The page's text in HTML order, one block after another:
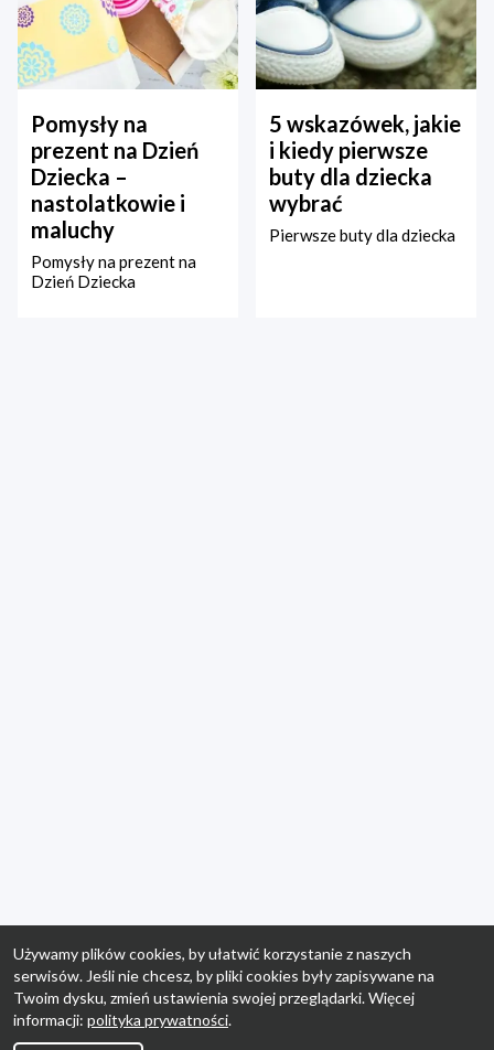
Pomysły na
prezent na Dzień
Dziecka –
nastolatkowie i
maluchy
Pomysły na prezent na
Dzień Dziecka
5 wskazówek, jakie
i kiedy pierwsze
buty dla dziecka
wybrać
Pierwsze buty dla dziecka
Używamy plików cookies, by ułatwić korzystanie z naszych
serwisów. Jeśli nie chcesz, by pliki cookies były zapisywane na
Twoim dysku, zmień ustawienia swojej przeglądarki. Więcej
informacji: polityka prywatności.